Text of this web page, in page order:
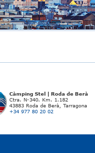
Càmping Stel | Roda de Berà
Ctra. N-340. Km. 1.182
43883 Roda de Berà, Tarragona
+34 977 80 20 02